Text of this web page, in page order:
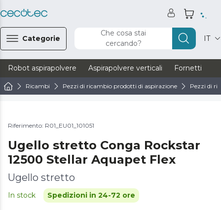
Categorie
Che cosa stai
cercando?
IT
Robot aspirapolvere Aspirapolvere verticali Fornetti
Ricambi Pezzi di ricambio prodotti di aspirazione Pezzi di
Riferimento: R01_EU01_101051
Ugello stretto Conga Rockstar
12500 Stellar Aquapet Flex
Ugello stretto
In stock Spedizioni in 24-72 ore